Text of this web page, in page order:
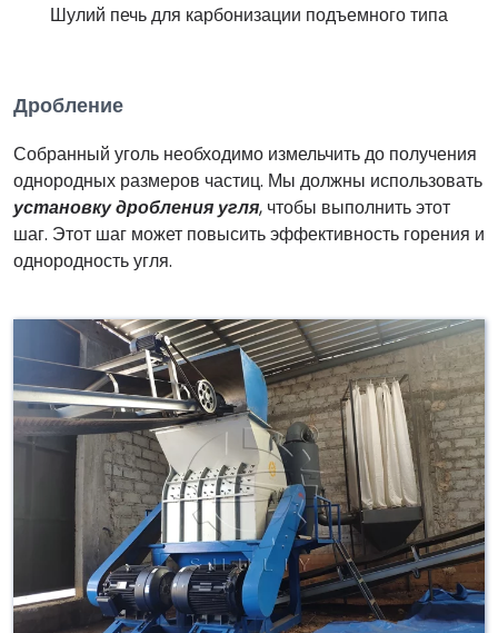
Шулий печь для карбонизации подъемного типа
Дробление
Собранный уголь необходимо измельчить до получения
однородных размеров частиц. Мы должны использовать
установку дробления угля, чтобы выполнить этот
шаг. Этот шаг может повысить эффективность горения и
однородность угля.